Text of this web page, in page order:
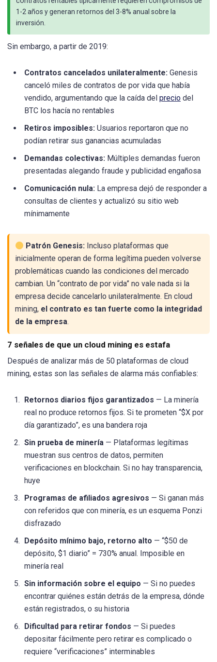
1-2 años y generan retornos del 3-8% anual sobre la
inversión.
Sin embargo, a partir de 2019:
Contratos cancelados unilateralmente: Genesis
canceló miles de contratos de por vida que había
vendido, argumentando que la caída del precio del
BTC los hacía no rentables
Retiros imposibles: Usuarios reportaron que no
podían retirar sus ganancias acumuladas
Demandas colectivas: Múltiples demandas fueron
presentadas alegando fraude y publicidad engañosa
Comunicación nula: La empresa dejó de responder a
consultas de clientes y actualizó su sitio web
mínimamente
Patrón Genesis: Incluso plataformas que
inicialmente operan de forma legítima pueden volverse
problemáticas cuando las condiciones del mercado
cambian. Un “contrato de por vida” no vale nada si la
empresa decide cancelarlo unilateralmente. En cloud
mining, el contrato es tan fuerte como la integridad
de la empresa.
7 señales de que un cloud mining es estafa
Después de analizar más de 50 plataformas de cloud
mining, estas son las señales de alarma más confiables:
Retornos diarios fijos garantizados — La minería
real no produce retornos fijos. Si te prometen “$X por
día garantizado”, es una bandera roja
Sin prueba de minería — Plataformas legítimas
muestran sus centros de datos, permiten
verificaciones en blockchain. Si no hay transparencia,
huye
Programas de afiliados agresivos — Si ganan más
con referidos que con minería, es un esquema Ponzi
disfrazado
Depósito mínimo bajo, retorno alto — “$50 de
depósito, $1 diario” = 730% anual. Imposible en
minería real
Sin información sobre el equipo — Si no puedes
encontrar quiénes están detrás de la empresa, dónde
están registrados, o su historia
Dificultad para retirar fondos — Si puedes
depositar fácilmente pero retirar es complicado o
requiere “verificaciones” interminables